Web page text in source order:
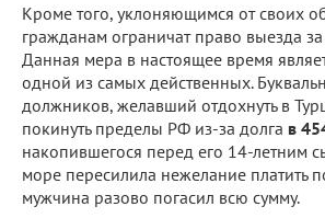
Кроме того, уклоняющимся от своих
гражданам ограничат право выезда
Данная мера в настоящее время
одной из самых действенных.
должников, желавший отдохнуть в
покинуть пределы РФ из-за долга в
накопившегося перед его 14-летним
море пересилила нежелание платить
мужчина разово погасил всю сумму.